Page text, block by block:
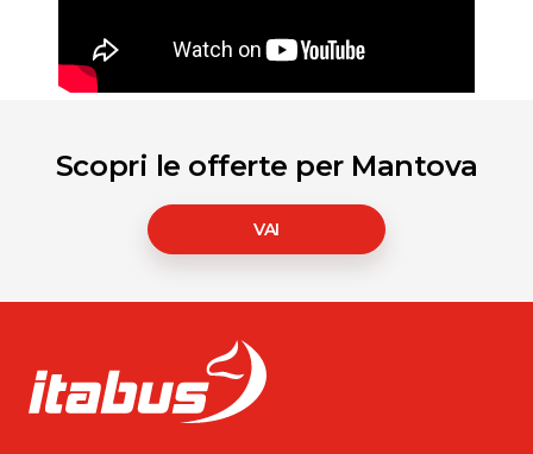
Scopri le offerte per Mantova
VAI